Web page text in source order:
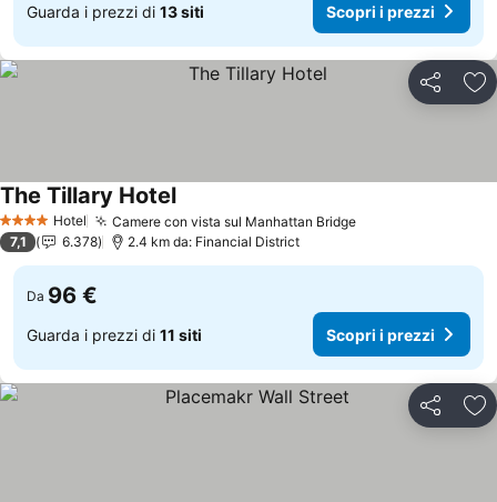
Guarda i prezzi di 13 siti Scopri i prezzi
Condividi
4 Stelle Hotel Camere con vista sul Manhattan Bridge
The Tillary Hotel
7,1 6.378 2.4 km da: Financial District
Da 96 €
Guarda i prezzi di 11 siti Scopri i prezzi
Condividi